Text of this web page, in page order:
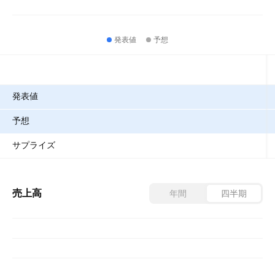
発表値 予想
発表値
予想
サプライズ
売上高 年間 四半期